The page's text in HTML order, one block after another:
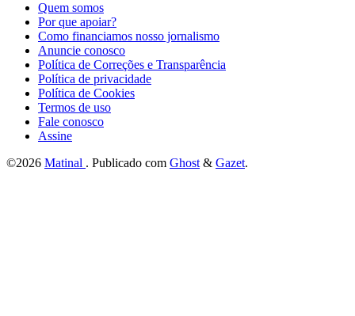
Quem somos
Por que apoiar?
Como financiamos nosso jornalismo
Anuncie conosco
Política de Correções e Transparência
Política de privacidade
Política de Cookies
Termos de uso
Fale conosco
Assine
©2026 Matinal . Publicado com Ghost & Gazet.